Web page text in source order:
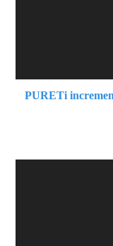
PURETi